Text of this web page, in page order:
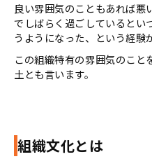
良い雰囲気のこともあれば悪
でしばらく過ごしているとい
うようになった、という経験
この組織特有の雰囲気のこ
土とも言います。
組織文化とは